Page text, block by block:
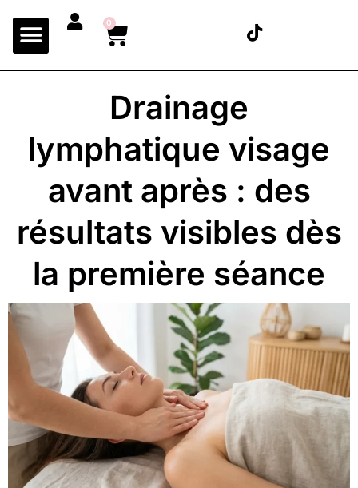
0
Drainage
lymphatique visage
avant après : des
résultats visibles dès
la première séance